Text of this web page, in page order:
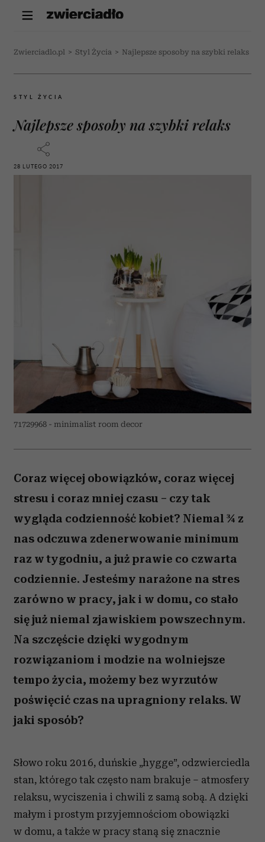
Zwierciadlo.pl > Styl Życia > Najlepsze sposoby na szybki relaks
STYL ŻYCIA
Najlepsze sposoby na szybki relaks
28 LUTEGO 2017
71729968 - minimalist room decor
Coraz więcej obowiązków, coraz więcej
stresu i coraz mniej czasu – czy tak
wygląda codzienność kobiet? Niemal ¾ z
nas odczuwa zdenerwowanie minimum
raz w tygodniu, a już prawie co czwarta
codziennie. Jesteśmy narażone na stres
zarówno w pracy, jak i w domu, co stało
się już niemal zjawiskiem powszechnym.
Na szczęście dzięki wygodnym
rozwiązaniom i modzie na wolniejsze
tempo życia, możemy bez wyrzutów
poświęcić czas na upragniony relaks. W
jaki sposób?
Słowo roku 2016, duńskie „hygge”, odzwierciedla
stan, którego tak często nam brakuje – atmosfery
relaksu, wyciszenia i chwili z samą sobą. A dzięki
małym i prostym przyjemnościom obowiązki
w domu, a także w pracy staną się znacznie